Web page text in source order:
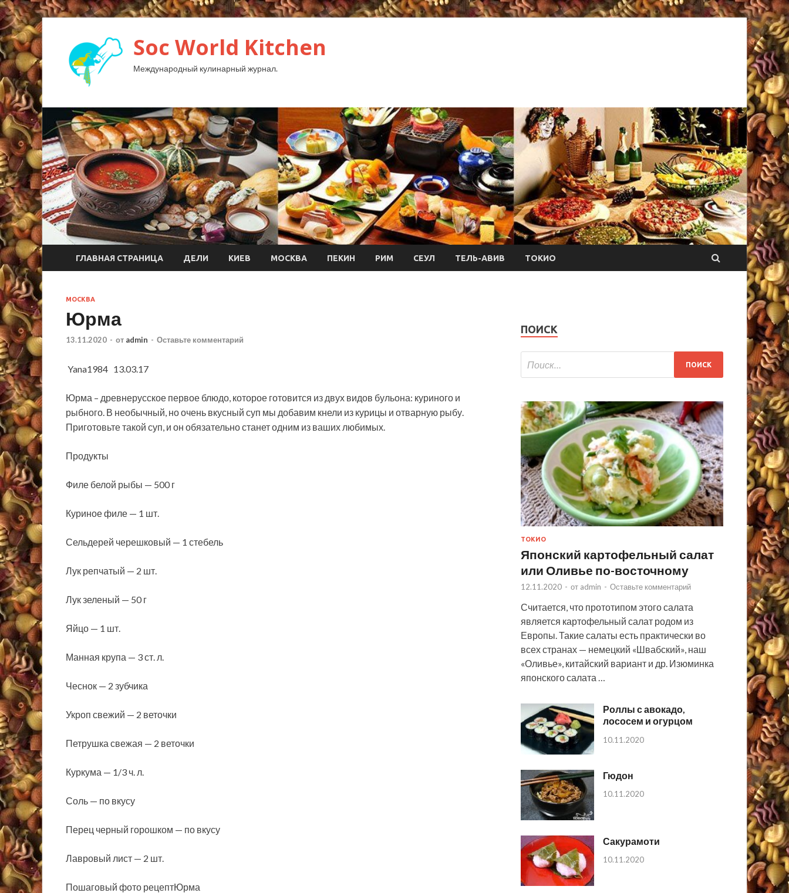
Soc World Kitchen
Международный кулинарный журнал.
ГЛАВНАЯ СТРАНИЦА ДЕЛИ КИЕВ МОСКВА ПЕКИН РИМ СЕУЛ ТЕЛЬ-АВИВ ТОКИО
МОСКВА
Юрма
13.11.2020 - от admin - Оставьте комментарий
Yana1984 13.03.17
Юрма – древнерусское первое блюдо, которое готовится из двух видов бульона: куриного и
рыбного. В необычный, но очень вкусный суп мы добавим кнели из курицы и отварную рыбу.
Приготовьте такой суп, и он обязательно станет одним из ваших любимых.
Продукты
Филе белой рыбы — 500 г
Куриное филе — 1 шт.
Сельдерей черешковый — 1 стебель
Лук репчатый — 2 шт.
Лук зеленый — 50 г
Яйцо — 1 шт.
Манная крупа — 3 ст. л.
Чеснок — 2 зубчика
Укроп свежий — 2 веточки
Петрушка свежая — 2 веточки
Куркума — 1/3 ч. л.
Соль — по вкусу
Перец черный горошком — по вкусу
Лавровый лист — 2 шт.
Пошаговый фото рецептЮрма
ПОИСК
ТОКИО
Японский картофельный салат
или Оливье по-восточному
12.11.2020 - от admin - Оставьте комментарий
Считается, что прототипом этого салата
является картофельный салат родом из
Европы. Такие салаты есть практически во
всех странах — немецкий «Швабский», наш
«Оливье», китайский вариант и др. Изюминка
японского салата …
Роллы с авокадо,
лососем и огурцом
10.11.2020
Гюдон
10.11.2020
Сакурамоти
10.11.2020